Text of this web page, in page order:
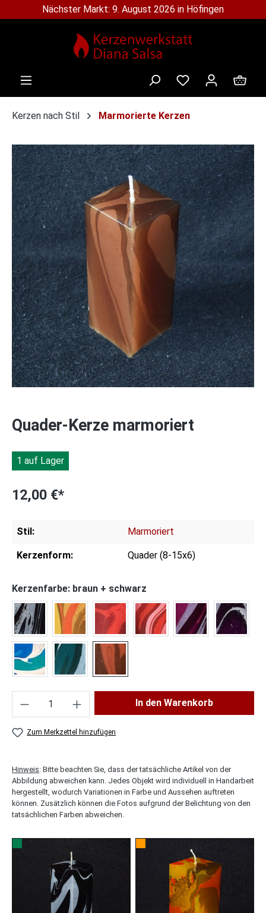
springenNächster Markt: 9. August 2026 in Höfingen
Kerzen nach Stil Marmorierte Kerzen
Quader-Kerze marmoriert
1 auf Lager
12,00 €*
Stil: Marmoriert
Kerzenform: Quader (8-15x6)
Kerzenfarbe: braun + schwarz
schwarz + weißgelb + schwarz/rot
hellrot + schwarzhellrot + schwarz/weiß
pink + schwarz/
lila +
hellblau + türkis/weißpetrol + schwarz/weiß
Produkt Anzahl: Gib den gewünschten
In den Warenkorb
Zum Merkzettel hinzufügen
Hinweis: Bitte beachten Sie, dass der tatsächliche Artikel von der
Abbildung abweichen kann. Jedes Objekt wird individuell in Handarbeit
hergestellt, wodurch Variationen in Farbe und Aussehen auftreten
können. Zusätzlich können die Fotos aufgrund der Belichtung von den
tatsächlichen Farben abweichen.